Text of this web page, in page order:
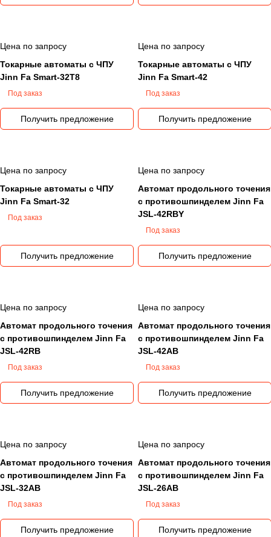
Цена по запросу
Токарные автоматы с ЧПУ
Jinn Fa Smart-32T8
Под заказ
Получить предложение
Цена по запросу
Токарные автоматы с ЧПУ
Jinn Fa Smart-42
Под заказ
Получить предложение
Цена по запросу
Токарные автоматы с ЧПУ
Jinn Fa Smart-32
Под заказ
Получить предложение
Цена по запросу
Автомат продольного точения
с противошпинделем Jinn Fa
JSL-42RBY
Под заказ
Получить предложение
Цена по запросу
Автомат продольного точения
с противошпинделем Jinn Fa
JSL-42RB
Под заказ
Получить предложение
Цена по запросу
Автомат продольного точения
с противошпинделем Jinn Fa
JSL-42AB
Под заказ
Получить предложение
Цена по запросу
Автомат продольного точения
с противошпинделем Jinn Fa
JSL-32AB
Под заказ
Получить предложение
Цена по запросу
Автомат продольного точения
с противошпинделем Jinn Fa
JSL-26AB
Под заказ
Получить предложение